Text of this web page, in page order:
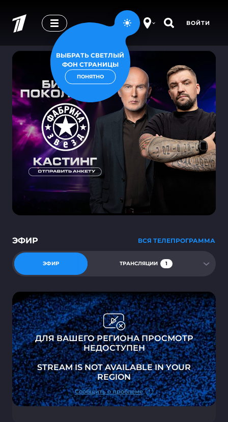
ВЫБРАТЬ СВЕТЛЫЙ
ФОН СТРАНИЦЫ
ПОНЯТНО
ВОЙТИ
ЭФИР ВСЯ ТЕЛЕПРОГРАММА
ЭФИР ТРАНСЛЯЦИИ 1